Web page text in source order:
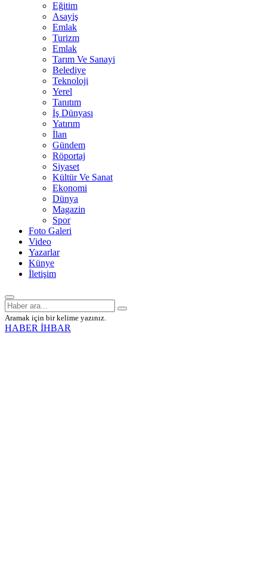
Eğitim
Asayiş
Emlak
Turizm
Emlak
Tarım Ve Sanayi
Belediye
Teknoloji
Yerel
Tanıtım
İş Dünyası
Yatırım
İlan
Gündem
Röportaj
Siyaset
Kültür Ve Sanat
Ekonomi
Dünya
Magazin
Spor
Foto Galeri
Video
Yazarlar
Künye
İletişim
Aramak için bir kelime yazınız.
HABER İHBAR